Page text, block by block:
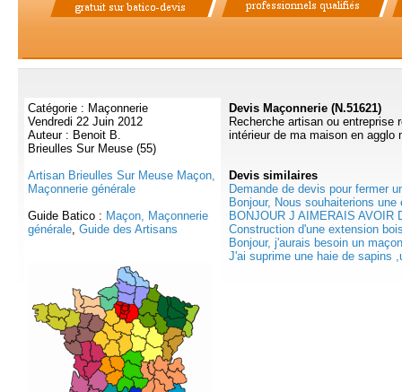
Catégorie : Maçonnerie
Vendredi 22 Juin 2012
Auteur : Benoit B.
Brieulles Sur Meuse (55)
Artisan Brieulles Sur Meuse Maçon,
Maçonnerie générale
Guide Batico : Maçon, Maçonnerie
générale, Guide des Artisans
Devis Maçonnerie (N.51621)
Recherche artisan ou entreprise
intérieur de ma maison en agglo
Devis similaires
Demande de devis pour fermer
Bonjour, Nous souhaiterions
BONJOUR J AIMERAIS AVOIR
Construction d'une extension
Bonjour, j'aurais besoin un
J'ai suprime une haie de sapins